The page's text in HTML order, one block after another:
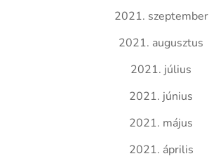
2021. szeptember
2021. augusztus
2021. július
2021. június
2021. május
2021. április